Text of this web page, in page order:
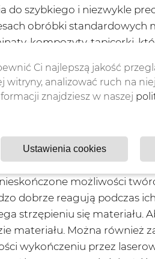
szybkiego i niezwykle
obróbki standardowych
kompozyty, tapicerki,
znajdują obecnie
techniczne, z włókna
precyzję we
się
możliwości
dobrze reagują podczas
strzępieniu się materiału.
materiału. Można również
wykończeniu przez
Ci najlepszą jakość
witryny, analizować ruch na
znajdziesz w naszej
Ustawienia cookies